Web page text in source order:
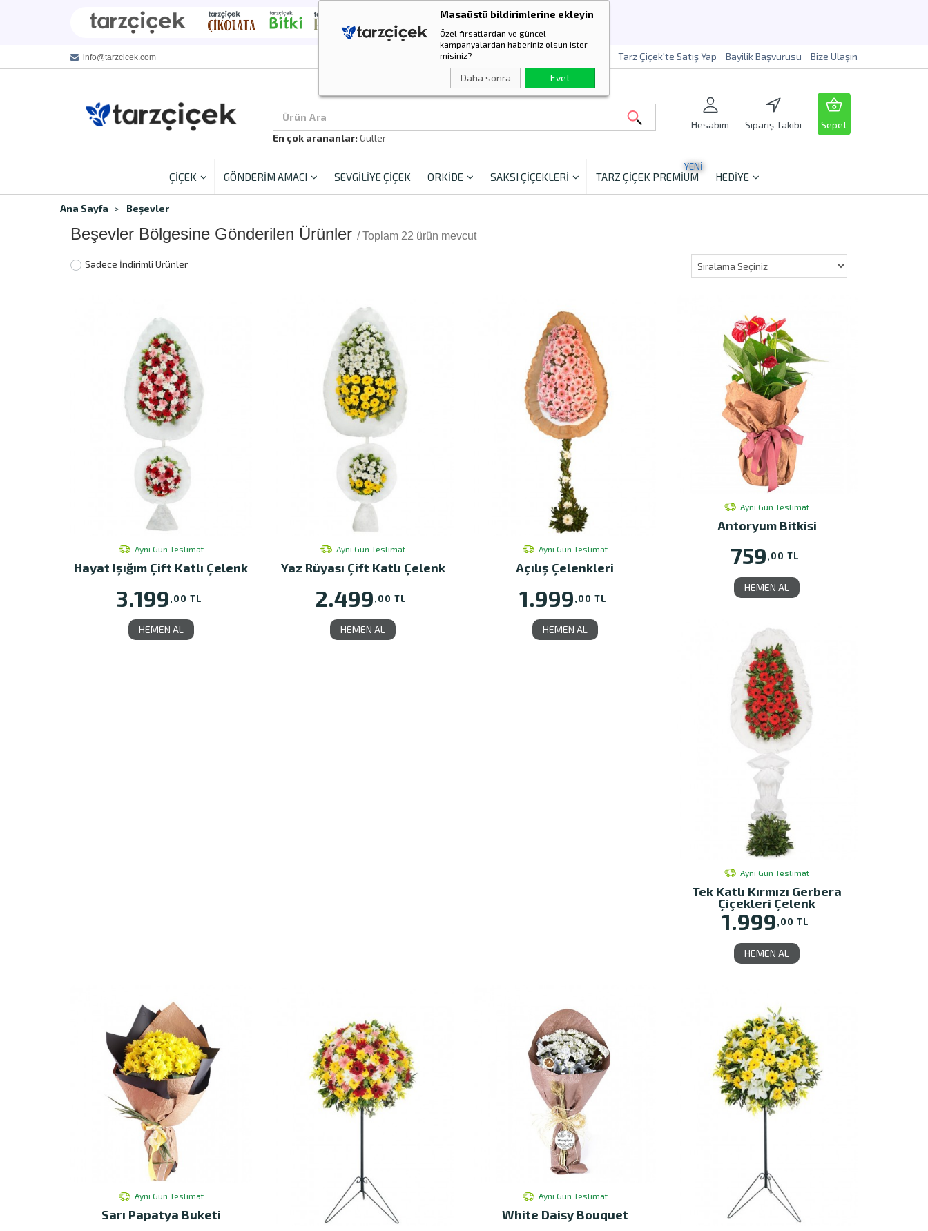
Masaüstü bildirimlerine ekleyin
Özel fırsatlardan ve güncel
kampanyalardan haberiniz olsun ister
misiniz?
Daha sonra Evet
info@tarzcicek.com Tarz Çiçek'te Satış Yap Bayilik Başvurusu Bize Ulaşın
Ürün Ara
En çok arananlar: Güller
Hesabım Sipariş Takibi Sepet
ÇİÇEK GÖNDERİM AMACI SEVGİLİYE ÇİÇEK ORKİDE SAKSI ÇİÇEKLERİ TARZ ÇİÇEK PREMİUM
YENİ
HEDİYE
Ana Sayfa Beşevler
Beşevler Bölgesine Gönderilen Ürünler / Toplam 22 ürün mevcut
Sadece İndirimli Ürünler
Aynı Gün Teslimat
Hayat Işığım Çift Katlı Çelenk
3.199,00 TL
HEMEN AL
Aynı Gün Teslimat
Yaz Rüyası Çift Katlı Çelenk
2.499,00 TL
HEMEN AL
Aynı Gün Teslimat
Açılış Çelenkleri
1.999,00 TL
HEMEN AL
Aynı Gün Teslimat
Antoryum Bitkisi
759,00 TL
HEMEN AL
Aynı Gün Teslimat
Tek Katlı Kırmızı Gerbera
Çiçekleri Çelenk
1.999,00 TL
HEMEN AL
Aynı Gün Teslimat
Sarı Papatya Buketi
Aynı Gün Teslimat
White Daisy Bouquet